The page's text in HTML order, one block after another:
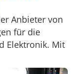
Anbieter von
für die
Elektronik. Mit